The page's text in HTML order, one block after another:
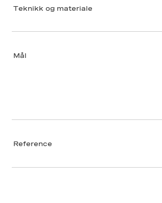
Teknikk og materiale
Mål
Reference